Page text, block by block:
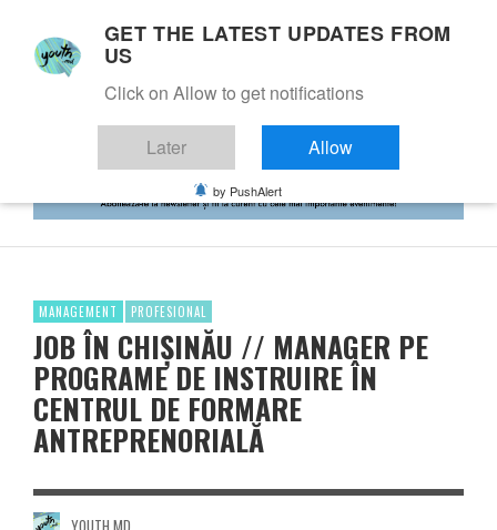
MANAGEMENT PROFESIONAL
JOB ÎN CHIȘINĂU // MANAGER PE
PROGRAME DE INSTRUIRE ÎN
CENTRUL DE FORMARE
ANTREPRENORIALĂ
YOUTH.MD
GET THE LATEST UPDATES FROM
US
Click on Allow to get notifications
Later Allow
by PushAlert